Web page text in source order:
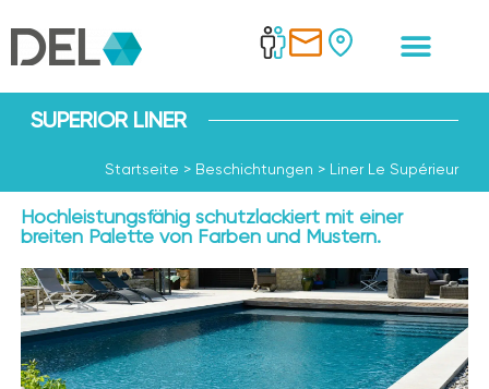
SUPERIOR LINER
Startseite > Beschichtungen > Liner Le Supérieur
Hochleistungsfähig schutzlackiert mit einer
breiten Palette von Farben und Mustern.